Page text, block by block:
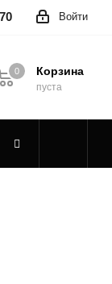
Войти
Корзина
0
пуста
0